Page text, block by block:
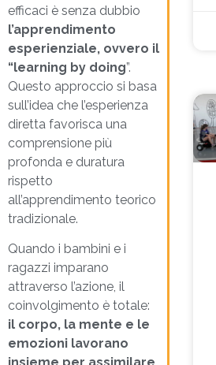
efficaci è senza dubbio
l’apprendimento
esperienziale, ovvero il
“learning by doing”.
Questo approccio si basa
sull’idea che l’esperienza
diretta favorisca una
comprensione più
profonda e duratura
rispetto
all’apprendimento teorico
tradizionale.
Quando i bambini e i
ragazzi imparano
attraverso l’azione, il
coinvolgimento è totale:
il corpo, la mente e le
emozioni lavorano